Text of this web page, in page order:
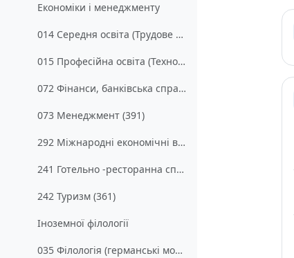
Економіки і менеджменту
014 Середня освіта (Трудове навчання та технології) (211)
015 Професійна освіта (Технологія виробництва і переробки продуктів сільського господарства) (202)
072 Фінанси, банківська справа та страхування (331)
073 Менеджмент (391)
292 Міжнародні економічні відносини (341)
241 Готельно -ресторанна справа (321)
242 Туризм (361)
Іноземної філології
035 Філологія (германські мови та літератури (переклад включно), перша-англійська) (201)